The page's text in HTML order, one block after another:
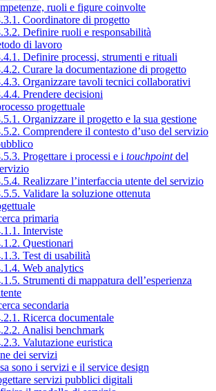
ruoli e figure coinvolte
Coordinatore di progetto
Definire ruoli e responsabilità
di lavoro
Definire processi, strumenti e rituali
Curare la documentazione di progetto
Organizzare tavoli tecnici collaborativi
Prendere decisioni
progettuale
Organizzare il progetto e la sua gestione
Comprendere il contesto d’uso del servizio
Progettare i processi e i touchpointdel
Realizzare l’interfaccia utente del servizio
Validare la soluzione ottenuta
primaria
Interviste
Questionari
Test di usabilità
Web analytics
Strumenti di mappatura dell’esperienza
secondaria
Ricerca documentale
Analisi benchmark
Valutazione euristica
dei servizi
sono i servizi e il service design
servizi pubblici digitali